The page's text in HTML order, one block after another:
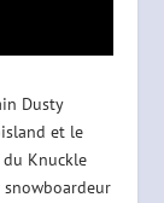
Dusty
et le
du Knuckle
snowboardeur